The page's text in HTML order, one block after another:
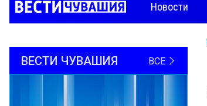
Новости
ВЕСТИ ЧУВАШИЯ ВСЕ